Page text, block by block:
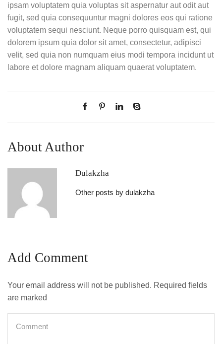
ipsam voluptatem quia voluptas sit aspernatur aut odit aut
fugit, sed quia consequuntur magni dolores eos qui ratione
voluptatem sequi nesciunt. Neque porro quisquam est, qui
dolorem ipsum quia dolor sit amet, consectetur, adipisci
velit, sed quia non numquam eius modi tempora incidunt ut
labore et dolore magnam aliquam quaerat voluptatem.
About Author
Dulakzha
Other posts by dulakzha
Add Comment
Your email address will not be published. Required fields
are marked